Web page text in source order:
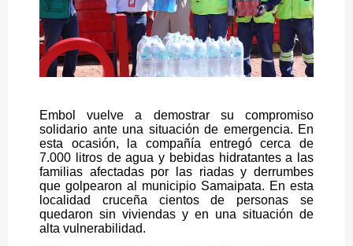
Embol vuelve a demostrar su compromiso
solidario ante una situación de emergencia. En
esta ocasión, la compañía entregó cerca de
7.000 litros de agua y bebidas hidratantes a las
familias afectadas por las riadas y derrumbes
que golpearon al municipio Samaipata. En esta
localidad cruceña cientos de personas se
quedaron sin viviendas y en una situación de
alta vulnerabilidad.